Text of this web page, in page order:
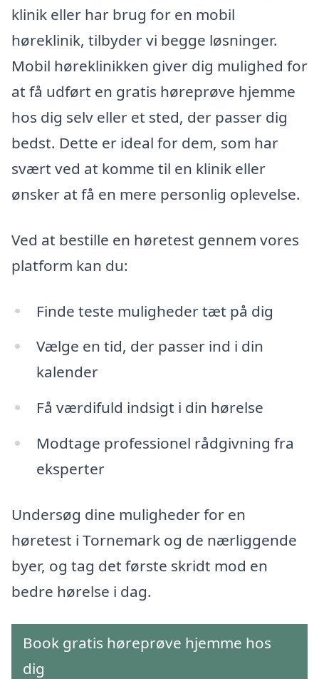
klinik eller har brug for en mobil
høreklinik, tilbyder vi begge løsninger.
Mobil høreklinikken giver dig mulighed for
at få udført en gratis høreprøve hjemme
hos dig selv eller et sted, der passer dig
bedst. Dette er ideal for dem, som har
svært ved at komme til en klinik eller
ønsker at få en mere personlig oplevelse.
Ved at bestille en høretest gennem vores
platform kan du:
Finde teste muligheder tæt på dig
Vælge en tid, der passer ind i din
kalender
Få værdifuld indsigt i din hørelse
Modtage professionel rådgivning fra
eksperter
Undersøg dine muligheder for en
høretest i Tornemark og de nærliggende
byer, og tag det første skridt mod en
bedre hørelse i dag.
Book gratis høreprøve hjemme hos
dig